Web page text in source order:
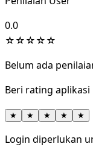
0.0
☆☆☆☆☆
Belum ada
Beri rating aplikasi
★ ★ ★ ★ ★
Login diperlukan